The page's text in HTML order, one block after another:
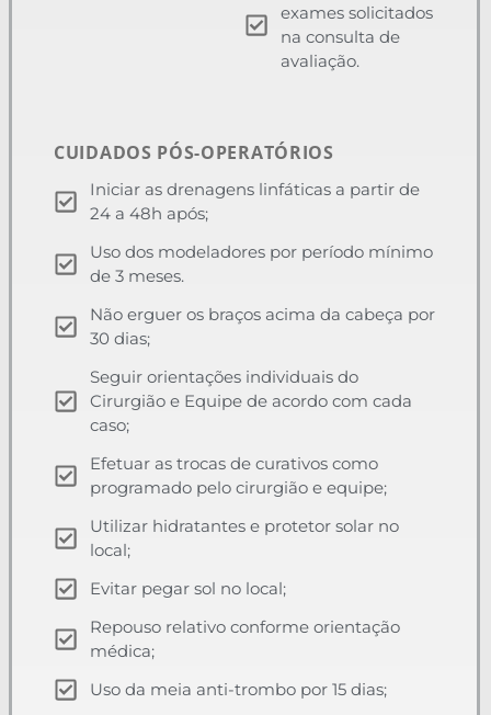
exames solicitados
na consulta de
avaliação.
CUIDADOS PÓS-OPERATÓRIOS
Iniciar as drenagens linfáticas a partir de
24 a 48h após;
Uso dos modeladores por período mínimo
de 3 meses.
Não erguer os braços acima da cabeça por
30 dias;
Seguir orientações individuais do
Cirurgião e Equipe de acordo com cada
caso;
Efetuar as trocas de curativos como
programado pelo cirurgião e equipe;
Utilizar hidratantes e protetor solar no
local;
Evitar pegar sol no local;
Repouso relativo conforme orientação
médica;
Uso da meia anti-trombo por 15 dias;